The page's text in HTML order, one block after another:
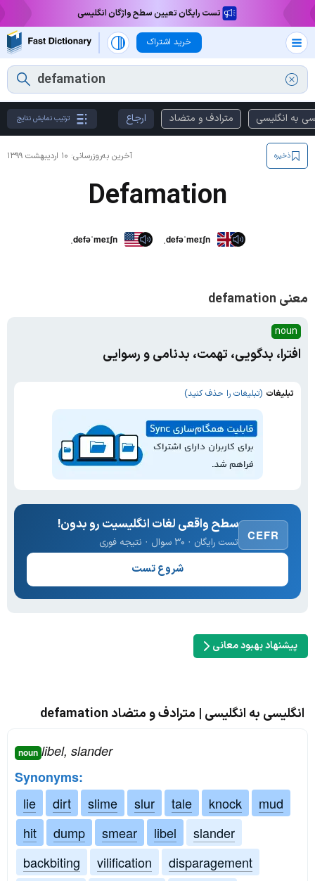
تست رایگان تعیین سطح واژگان انگلیسی
خرید اشتراک
به انگلیسی مترادف و متضاد ارجاع ترتیب نمایش نتایج
آخرین به‌روزرسانی: ۱۰ اردیبهشت ۱۳۹۹ ذخیره
Defamation
ˌdefəˈmeɪʃn ˌdefəˈmeɪʃn
معنی defamation
noun
افترا، بدگویی، تهمت، بدنامی و رسوایی
تبلیغات (تبلیغات را حذف کنید)
CEFR
سطح واقعی لغات انگلیسیت رو بدون!
تست رایگان · ۳۰ سوال · نتیجه فوری
شروع تست
پیشنهاد بهبود معانی
انگلیسی به انگلیسی | مترادف و متضاد defamation
noun libel, slander
Synonyms:
lie
dirt slime slur tale knock
mud
hit
dump smear libel
slander
backbiting
vilification
disparagement